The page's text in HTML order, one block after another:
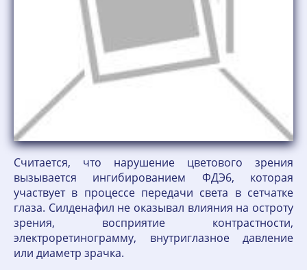
Считается, что нарушение цветового зрения
вызывается ингибированием ФДЭ6, которая
участвует в процессе передачи света в сетчатке
глаза. Силденафил не оказывал влияния на остроту
зрения, восприятие контрастности,
электроретинограмму, внутриглазное давление
или диаметр зрачка.